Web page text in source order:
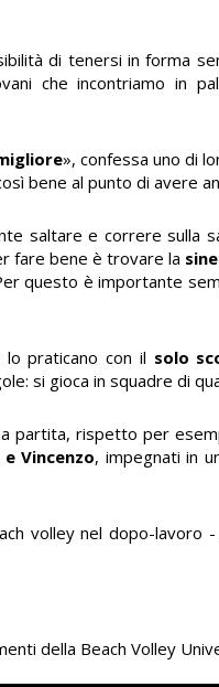
di tenersi in forma
che incontriamo in
», confessa uno di
bene al punto di avere
saltare e correre sulla
fare bene è trovare la
questo è importante
praticano con il solo
si gioca in squadre di
partita, rispetto per
Vincenzo, impegnati in
volley nel dopo-
della Beach Volley